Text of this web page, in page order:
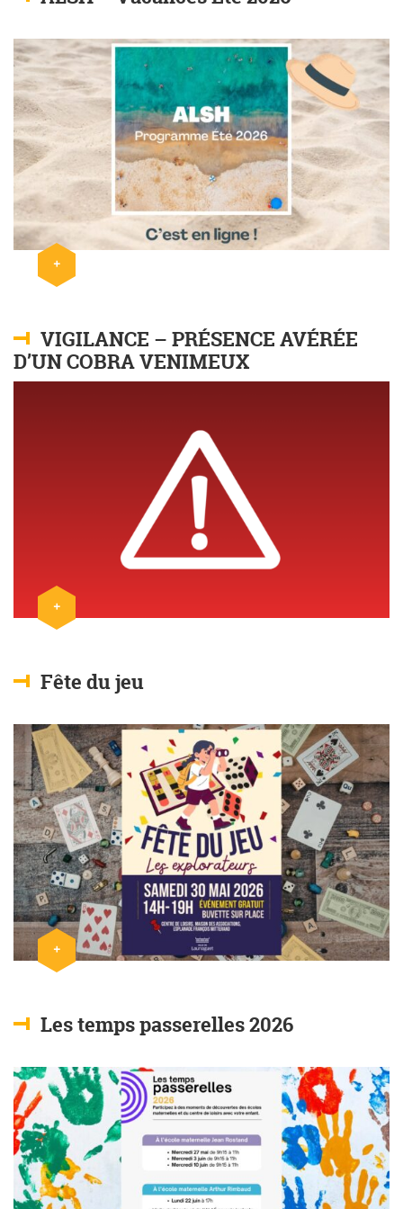
+
VIGILANCE – PRÉSENCE AVÉRÉE
D’UN COBRA VENIMEUX
+
Fête du jeu
+ Lire l'article
Les temps passerelles 2026